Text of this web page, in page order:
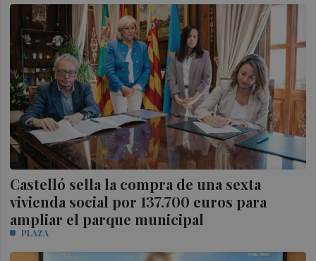
Castelló sella la compra de una sexta
vivienda social por 137.700 euros para
ampliar el parque municipal
PLAZA